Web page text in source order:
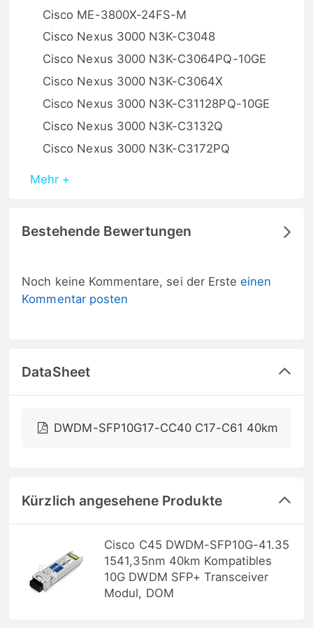
Cisco ME-3800X-24FS-M
Cisco Nexus 3000 N3K-C3048
Cisco Nexus 3000 N3K-C3064PQ-10GE
Cisco Nexus 3000 N3K-C3064X
Cisco Nexus 3000 N3K-C31128PQ-10GE
Cisco Nexus 3000 N3K-C3132Q
Cisco Nexus 3000 N3K-C3172PQ
Mehr +
Bestehende Bewertungen
Noch keine Kommentare, sei der Ersteeinen
Kommentar posten
DataSheet
DWDM-SFP10G17-CC40 C17-C61 40km
Kürzlich angesehene Produkte
Cisco C45 DWDM-SFP10G-41.35
1541,35nm 40km Kompatibles
10G DWDM SFP+ Transceiver
Modul, DOM